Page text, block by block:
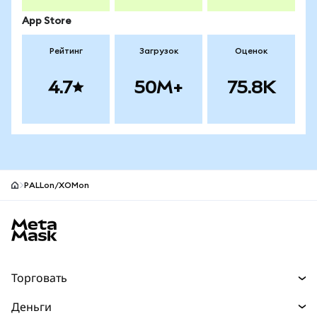
App Store
Рейтинг
4.7
Загрузок
50M+
Оценок
75.8K
PALLon/XOMon
Торговать
Деньги